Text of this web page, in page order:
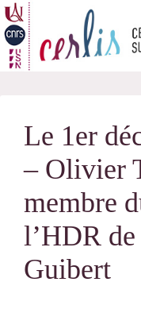
Passer
au
contenu
Le 1er
– Olivier
membre
l’HDR
Guibert